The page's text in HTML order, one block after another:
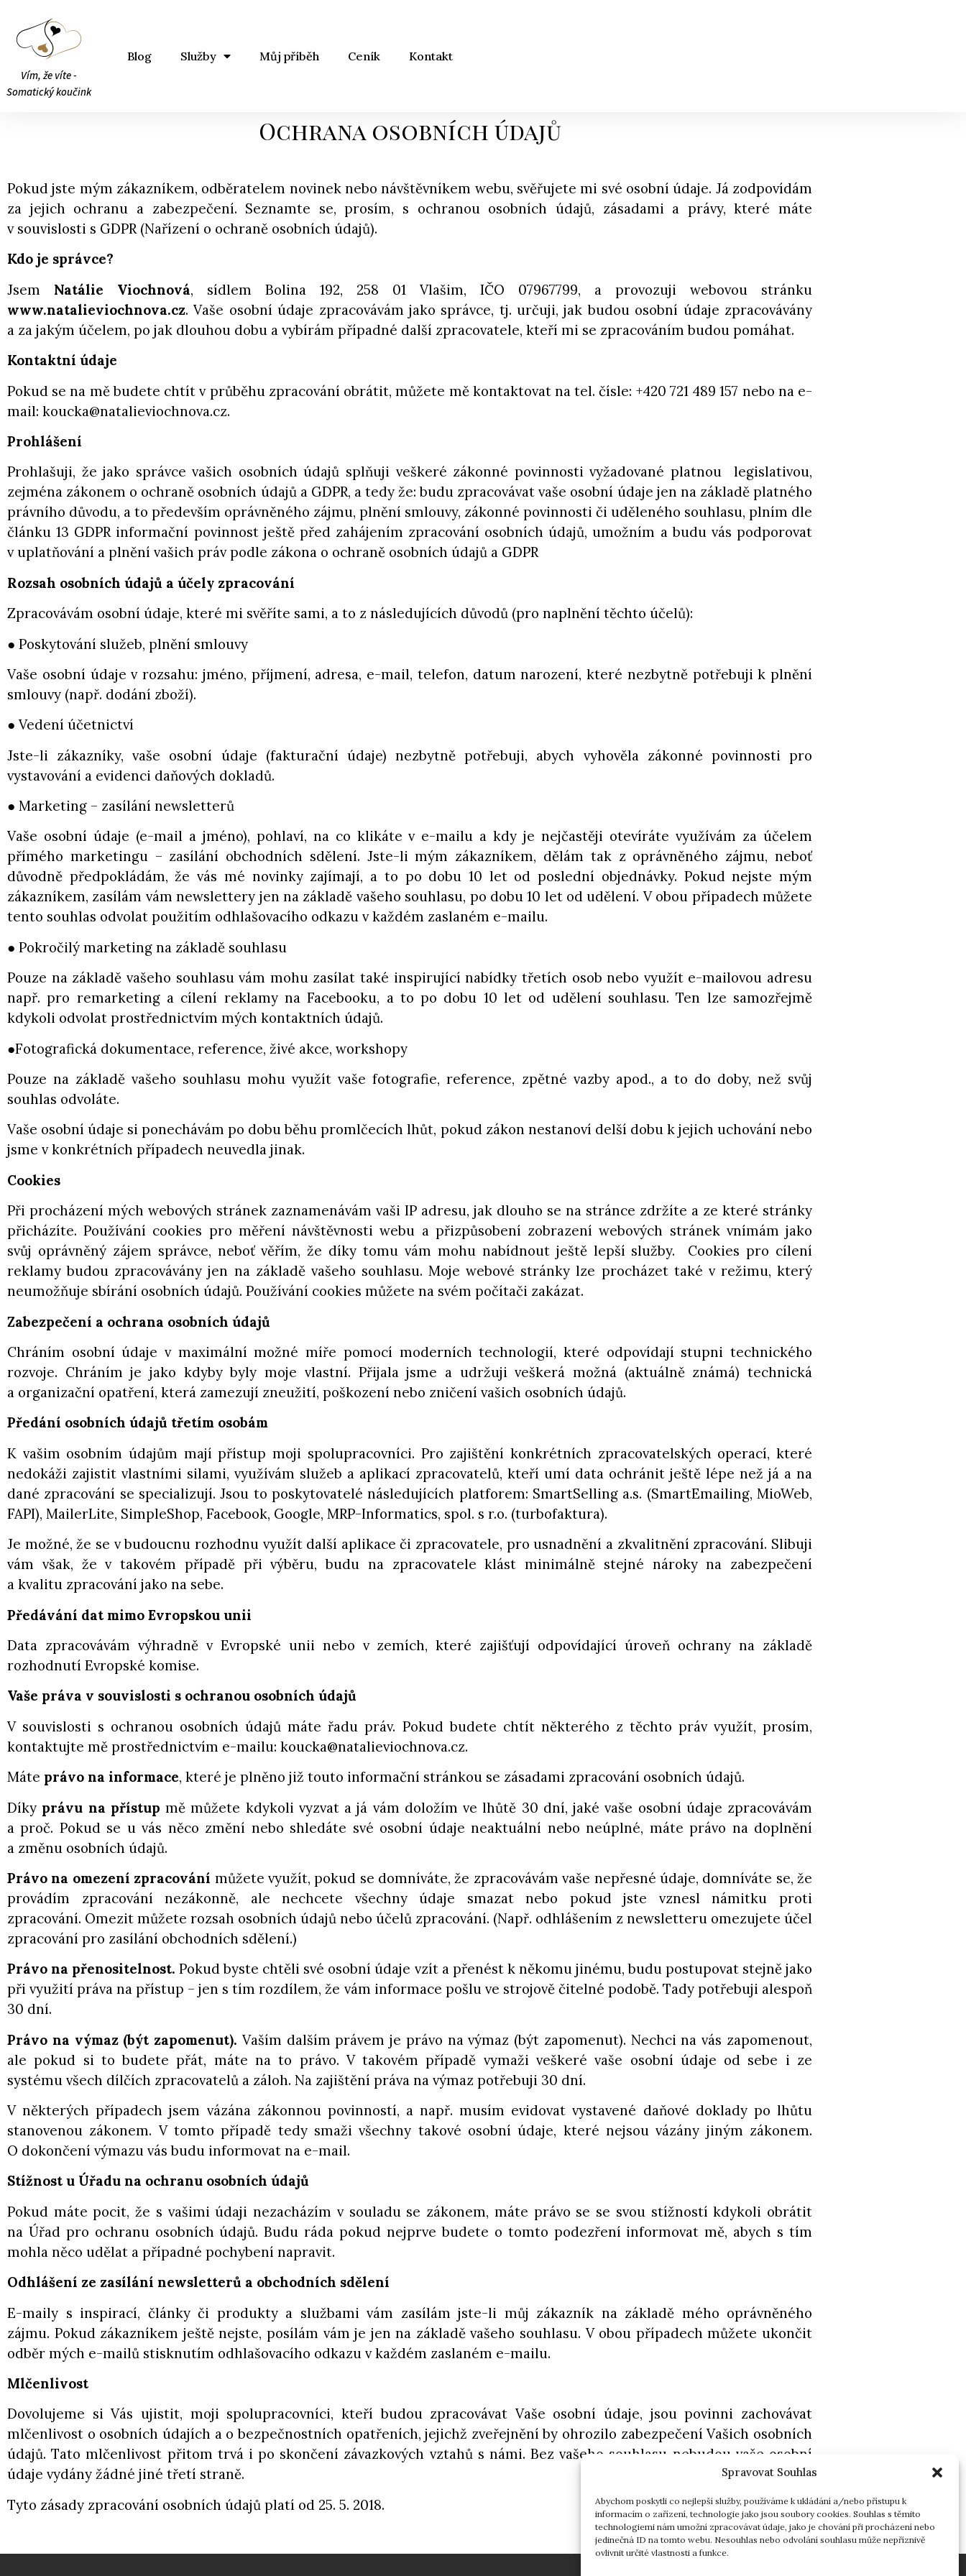
Spravovat Souhlas
Abychom poskytli co nejlepší služby, používáme k ukládání a/nebo přístupu k
informacím o zařízení, technologie jako jsou soubory cookies. Souhlas s těmito
technologiemi nám umožní zpracovávat údaje, jako je chování při procházení nebo
jedinečná ID na tomto webu. Nesouhlas nebo odvolání souhlasu může nepříznivě
ovlivnit určité vlastnosti a funkce.
Vím, že víte -
Somatický koučink
Blog Služby Můj příběh Ceník Kontakt
Ochrana osobních údajů
Pokud jste mým zákazníkem, odběratelem novinek nebo návštěvníkem webu, svěřujete mi své osobní údaje. Já zodpovídám
za jejich ochranu a zabezpečení. Seznamte se, prosím, s ochranou osobních údajů, zásadami a právy, které máte
v souvislosti s GDPR (Nařízení o ochraně osobních údajů).
Kdo je správce?
Jsem Natálie Viochnová, sídlem Bolina 192, 258 01 Vlašim, IČO 07967799, a provozuji webovou stránku
www.natalieviochnova.cz. Vaše osobní údaje zpracovávám jako správce, tj. určuji, jak budou osobní údaje zpracovávány
a za jakým účelem, po jak dlouhou dobu a vybírám případné další zpracovatele, kteří mi se zpracováním budou pomáhat.
Kontaktní údaje
Pokud se na mě budete chtít v průběhu zpracování obrátit, můžete mě kontaktovat na tel. čísle: +420 721 489 157 nebo na e-
mail: koucka@natalieviochnova.cz.
Prohlášení
Prohlašuji, že jako správce vašich osobních údajů splňuji veškeré zákonné povinnosti vyžadované platnou legislativou,
zejména zákonem o ochraně osobních údajů a GDPR, a tedy že: budu zpracovávat vaše osobní údaje jen na základě platného
právního důvodu, a to především oprávněného zájmu, plnění smlouvy, zákonné povinnosti či uděleného souhlasu, plním dle
článku 13 GDPR informační povinnost ještě před zahájením zpracování osobních údajů, umožním a budu vás podporovat
v uplatňování a plnění vašich práv podle zákona o ochraně osobních údajů a GDPR
Rozsah osobních údajů a účely zpracování
Zpracovávám osobní údaje, které mi svěříte sami, a to z následujících důvodů (pro naplnění těchto účelů):
● Poskytování služeb, plnění smlouvy
Vaše osobní údaje v rozsahu: jméno, příjmení, adresa, e-mail, telefon, datum narození, které nezbytně potřebuji k plnění
smlouvy (např. dodání zboží).
● Vedení účetnictví
Jste-li zákazníky, vaše osobní údaje (fakturační údaje) nezbytně potřebuji, abych vyhověla zákonné povinnosti pro
vystavování a evidenci daňových dokladů.
● Marketing – zasílání newsletterů
Vaše osobní údaje (e-mail a jméno), pohlaví, na co klikáte v e-mailu a kdy je nejčastěji otevíráte využívám za účelem
přímého marketingu – zasílání obchodních sdělení. Jste-li mým zákazníkem, dělám tak z oprávněného zájmu, neboť
důvodně předpokládám, že vás mé novinky zajímají, a to po dobu 10 let od poslední objednávky. Pokud nejste mým
zákazníkem, zasílám vám newslettery jen na základě vašeho souhlasu, po dobu 10 let od udělení. V obou případech můžete
tento souhlas odvolat použitím odhlašovacího odkazu v každém zaslaném e-mailu.
● Pokročilý marketing na základě souhlasu
Pouze na základě vašeho souhlasu vám mohu zasílat také inspirující nabídky třetích osob nebo využít e-mailovou adresu
např. pro remarketing a cílení reklamy na Facebooku, a to po dobu 10 let od udělení souhlasu. Ten lze samozřejmě
kdykoli odvolat prostřednictvím mých kontaktních údajů.
●Fotografická dokumentace, reference, živé akce, workshopy
Pouze na základě vašeho souhlasu mohu využít vaše fotografie, reference, zpětné vazby apod., a to do doby, než svůj
souhlas odvoláte.
Vaše osobní údaje si ponechávám po dobu běhu promlčecích lhůt, pokud zákon nestanoví delší dobu k jejich uchování nebo
jsme v konkrétních případech neuvedla jinak.
Cookies
Při procházení mých webových stránek zaznamenávám vaši IP adresu, jak dlouho se na stránce zdržíte a ze které stránky
přicházíte. Používání cookies pro měření návštěvnosti webu a přizpůsobení zobrazení webových stránek vnímám jako
svůj oprávněný zájem správce, neboť věřím, že díky tomu vám mohu nabídnout ještě lepší služby. Cookies pro cílení
reklamy budou zpracovávány jen na základě vašeho souhlasu. Moje webové stránky lze procházet také v režimu, který
neumožňuje sbírání osobních údajů. Používání cookies můžete na svém počítači zakázat.
Zabezpečení a ochrana osobních údajů
Chráním osobní údaje v maximální možné míře pomocí moderních technologií, které odpovídají stupni technického
rozvoje. Chráním je jako kdyby byly moje vlastní. Přijala jsme a udržuji veškerá možná (aktuálně známá) technická
a organizační opatření, která zamezují zneužití, poškození nebo zničení vašich osobních údajů.
Předání osobních údajů třetím osobám
K vašim osobním údajům mají přístup moji spolupracovníci. Pro zajištění konkrétních zpracovatelských operací, které
nedokáži zajistit vlastními silami, využívám služeb a aplikací zpracovatelů, kteří umí data ochránit ještě lépe než já a na
dané zpracování se specializují. Jsou to poskytovatelé následujících platforem: SmartSelling a.s. (SmartEmailing, MioWeb,
FAPI), MailerLite, SimpleShop, Facebook, Google, MRP-Informatics, spol. s r.o. (turbofaktura).
Je možné, že se v budoucnu rozhodnu využít další aplikace či zpracovatele, pro usnadnění a zkvalitnění zpracování. Slibuji
vám však, že v takovém případě při výběru, budu na zpracovatele klást minimálně stejné nároky na zabezpečení
a kvalitu zpracování jako na sebe.
Předávání dat mimo Evropskou unii
Data zpracovávám výhradně v Evropské unii nebo v zemích, které zajišťují odpovídající úroveň ochrany na základě
rozhodnutí Evropské komise.
Vaše práva v souvislosti s ochranou osobních údajů
V souvislosti s ochranou osobních údajů máte řadu práv. Pokud budete chtít některého z těchto práv využít, prosím,
kontaktujte mě prostřednictvím e-mailu: koucka@natalieviochnova.cz.
Máte právo na informace, které je plněno již touto informační stránkou se zásadami zpracování osobních údajů.
Díky právu na přístup mě můžete kdykoli vyzvat a já vám doložím ve lhůtě 30 dní, jaké vaše osobní údaje zpracovávám
a proč. Pokud se u vás něco změní nebo shledáte své osobní údaje neaktuální nebo neúplné, máte právo na doplnění
a změnu osobních údajů.
Právo na omezení zpracování můžete využít, pokud se domníváte, že zpracovávám vaše nepřesné údaje, domníváte se, že
provádím zpracování nezákonně, ale nechcete všechny údaje smazat nebo pokud jste vznesl námitku proti
zpracování. Omezit můžete rozsah osobních údajů nebo účelů zpracování. (Např. odhlášením z newsletteru omezujete účel
zpracování pro zasílání obchodních sdělení.)
Právo na přenositelnost. Pokud byste chtěli své osobní údaje vzít a přenést k někomu jinému, budu postupovat stejně jako
při využití práva na přístup – jen s tím rozdílem, že vám informace pošlu ve strojově čitelné podobě. Tady potřebuji alespoň
30 dní.
Právo na výmaz (být zapomenut). Vaším dalším právem je právo na výmaz (být zapomenut). Nechci na vás zapomenout,
ale pokud si to budete přát, máte na to právo. V takovém případě vymaži veškeré vaše osobní údaje od sebe i ze
systému všech dílčích zpracovatelů a záloh. Na zajištění práva na výmaz potřebuji 30 dní.
V některých případech jsem vázána zákonnou povinností, a např. musím evidovat vystavené daňové doklady po lhůtu
stanovenou zákonem. V tomto případě tedy smaži všechny takové osobní údaje, které nejsou vázány jiným zákonem.
O dokončení výmazu vás budu informovat na e-mail.
Stížnost u Úřadu na ochranu osobních údajů
Pokud máte pocit, že s vašimi údaji nezacházím v souladu se zákonem, máte právo se se svou stížností kdykoli obrátit
na Úřad pro ochranu osobních údajů. Budu ráda pokud nejprve budete o tomto podezření informovat mě, abych s tím
mohla něco udělat a případné pochybení napravit.
Odhlášení ze zasílání newsletterů a obchodních sdělení
E-maily s inspirací, články či produkty a službami vám zasílám jste-li můj zákazník na základě mého oprávněného
zájmu. Pokud zákazníkem ještě nejste, posílám vám je jen na základě vašeho souhlasu. V obou případech můžete ukončit
odběr mých e-mailů stisknutím odhlašovacího odkazu v každém zaslaném e-mailu.
Mlčenlivost
Dovolujeme si Vás ujistit, moji spolupracovníci, kteří budou zpracovávat Vaše osobní údaje, jsou povinni zachovávat
mlčenlivost o osobních údajích a o bezpečnostních opatřeních, jejichž zveřejnění by ohrozilo zabezpečení Vašich osobních
údajů. Tato mlčenlivost přitom trvá i po skončení závazkových vztahů s námi. Bez vašeho souhlasu nebudou vaše osobní
údaje vydány žádné jiné třetí straně.
Tyto zásady zpracování osobních údajů platí od 25. 5. 2018.